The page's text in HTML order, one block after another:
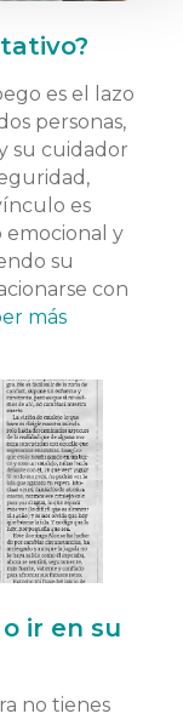
es el lazo
personas,
su cuidador
es
y
su
con
más
ir en su
no tienes